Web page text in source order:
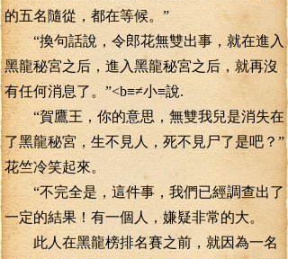
的五名隨從，都在等候。”
“換句話說，令郎花無雙出事，就在進入
黑龍秘宮之后，進入黑龍秘宮之后，就再沒
有任何消息了。”<b≡≠小≡說.
“賀鷹王，你的意思，無雙我兒是消失在
了黑龍秘宮，生不見人，死不見尸了是吧？”
花竺冷笑起來。
“不完全是，這件事，我們已經調查出了
一定的結果！有一個人，嫌疑非常的大。
此人在黑龍榜排名賽之前，就因為一名